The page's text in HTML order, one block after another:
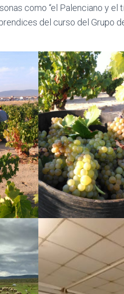
como “el Palenciano y el
del curso del Grupo